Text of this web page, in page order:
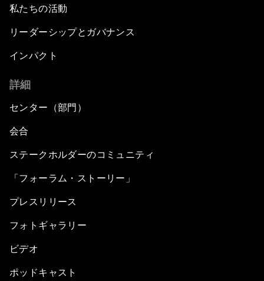
私たちの活動
リーダーシップとガバナンス
インパクト
詳細
センター（部門）
会合
ステークホルダーのコミュニティ
「フォーラム・ストーリー」
プレスリリース
フォトギャラリー
ビデオ
ポッドキャスト